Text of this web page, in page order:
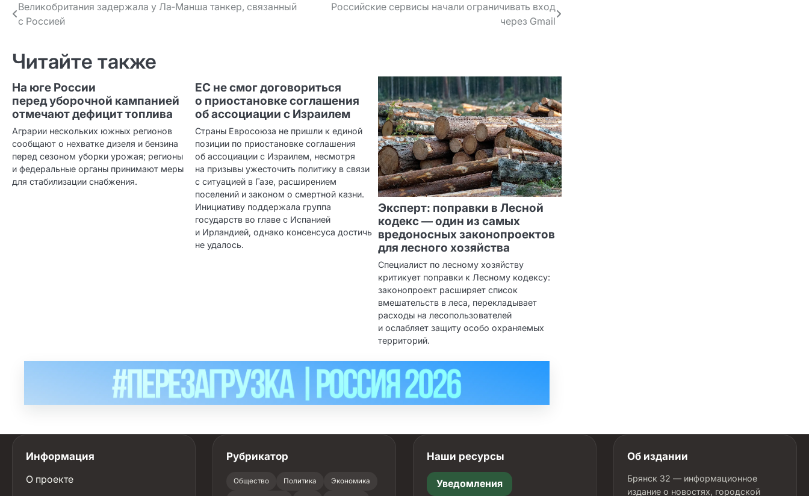
Навигация
Великобритания задержала у Ла‑Манша танкер, связанный
с Россией
Российские сервисы начали ограничивать вход
через Gmail
Читайте также
На юге России
перед уборочной кампанией
отмечают дефицит топлива
Аграрии нескольких южных регионов
сообщают о нехватке дизеля и бензина
перед сезоном уборки урожая; регионы
и федеральные органы принимают меры
для стабилизации снабжения.
ЕС не смог договориться
о приостановке соглашения
об ассоциации с Израилем
Страны Евросоюза не пришли к единой
позиции по приостановке соглашения
об ассоциации с Израилем, несмотря
на призывы ужесточить политику в связи
с ситуацией в Газе, расширением
поселений и законом о смертной казни.
Инициативу поддержала группа
государств во главе с Испанией
и Ирландией, однако консенсуса достичь
не удалось.
Эксперт: поправки в Лесной
кодекс — один из самых
вредоносных законопроектов
для лесного хозяйства
Специалист по лесному хозяйству
критикует поправки к Лесному кодексу:
законопроект расширяет список
вмешательств в леса, перекладывает
расходы на лесопользователей
и ослабляет защиту особо охраняемых
территорий.
Информация
О проекте
Рубрикатор
Общество Политика Экономика
Наши ресурсы
Уведомления
Об издании
Брянск 32 — информационное
издание о новостях, городской